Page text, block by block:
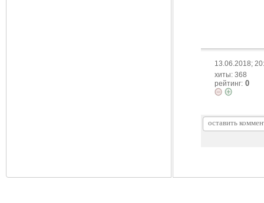
13.06.2018;
хиты: 368
рейтинг: 0